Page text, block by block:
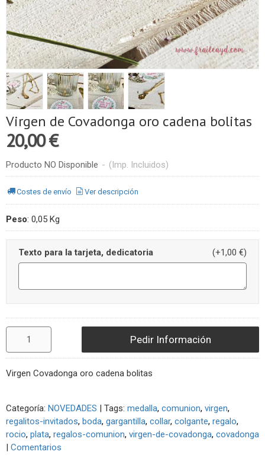
Virgen de Covadonga oro cadena bolitas
20,00 €
Producto NO Disponible - (Imp. Incluidos)
Costes de envío Ver descripción
Peso: 0,05 Kg
Texto para la tarjeta, dedicatoria (+1,00 €)
Pedir Información
Virgen Covadonga oro cadena bolitas
Categoría: NOVEDADES | Tags: medalla comunion virgen
regalitos-invitados boda gargantilla collar colgante regalo
rocio plata regalos-comunion virgen-de-covadonga covadonga
| Comentarios